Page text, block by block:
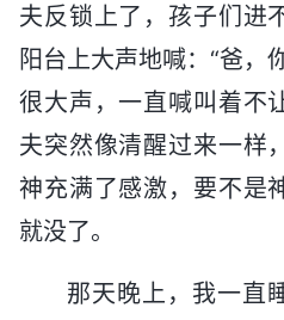
夫反锁上了，孩子们进
阳台上大声地喊：“爸，
很大声，一直喊叫着不
夫突然像清醒过来一样
神充满了感激，要不是
就没了。
那天晚上，我一直